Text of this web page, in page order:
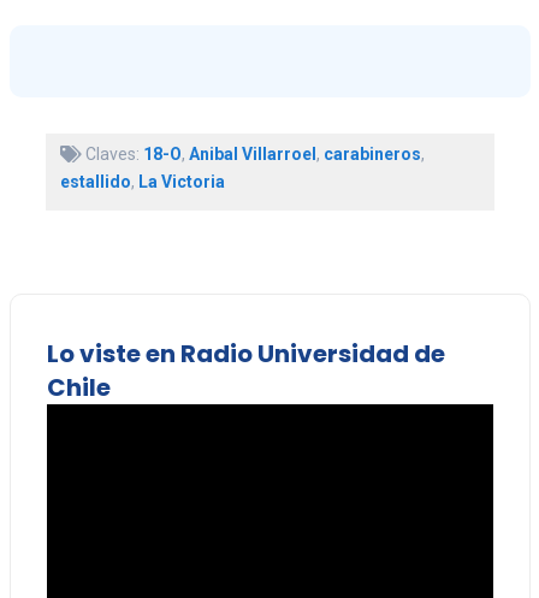
Claves: 18-O, Anibal Villarroel , carabineros,
estallido, La Victoria
Lo viste en Radio Universidad de
Chile